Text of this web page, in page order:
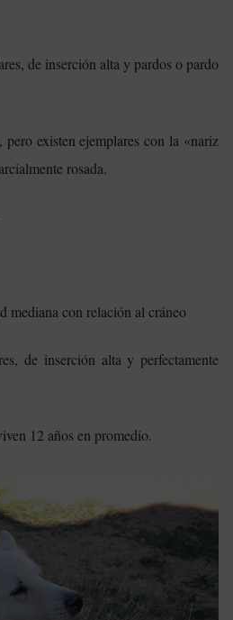
de inserción alta y pardos o pardo
pero existen ejemplares con la «nariz
rosada.
mediana con relación al cráneo
de inserción alta y perfectamente
12 años en promedio.